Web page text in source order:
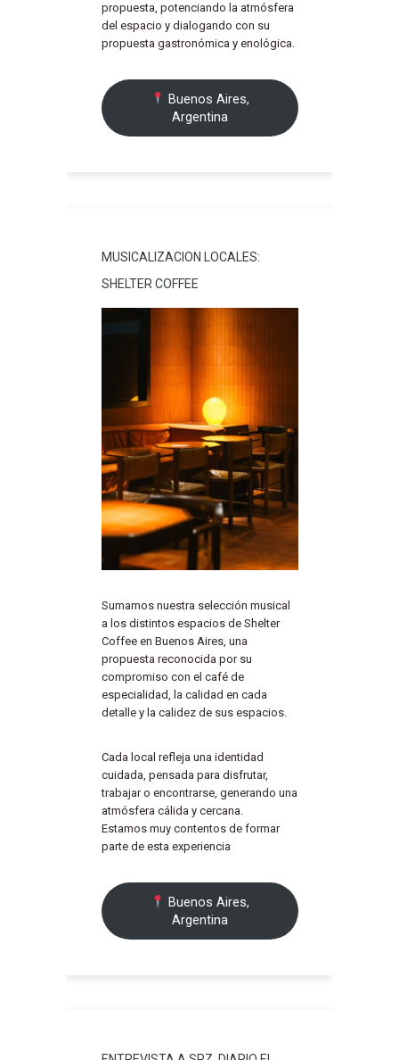
propuesta, potenciando la atmósfera
del espacio y dialogando con su
propuesta gastronómica y enológica.
Buenos Aires,
Argentina
MUSICALIZACION LOCALES:
SHELTER COFFEE
Sumamos nuestra selección musical
a los distintos espacios de Shelter
Coffee en Buenos Aires, una
propuesta reconocida por su
compromiso con el café de
especialidad, la calidad en cada
detalle y la calidez de sus espacios.
Cada local refleja una identidad
cuidada, pensada para disfrutar,
trabajar o encontrarse, generando una
atmósfera cálida y cercana.
Estamos muy contentos de formar
parte de esta experiencia
Buenos Aires,
Argentina